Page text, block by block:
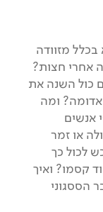
מזוודה
ונסגת הרבה אחרי חצות?
כול השנה את
ומה
אנשים
או זמר
לכול כך
קסמו? ואיך
הססגוני